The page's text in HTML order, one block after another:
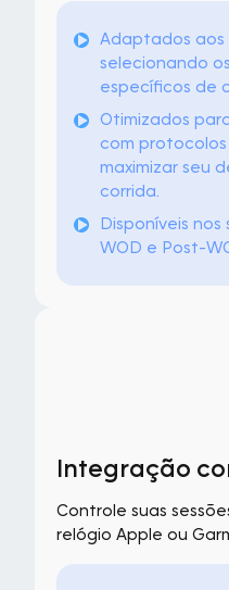
Adaptados aos
selecionando
específicos de
Otimizados
com
maximizar seu
corrida.
Disponíveis
WOD e Post-
Integração
Controle suas
relógio Apple ou